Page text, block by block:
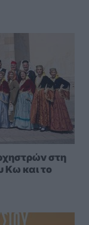
στη
Κω και το